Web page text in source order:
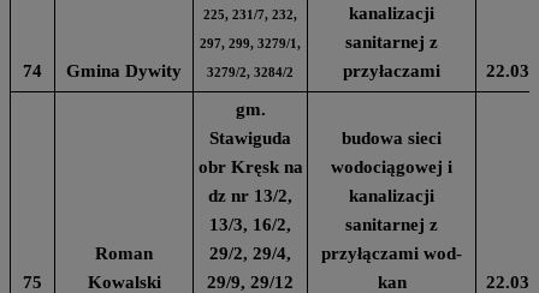
74 Gmina Dywity
225, 231/7, 232,
297, 299, 3279/1,
3279/2, 3284/2
kanalizacji
sanitarnej z
przyłaczami
75
Roman
Kowalski
gm.
Stawiguda
obr Kręsk na
dz nr 13/2,
13/3, 16/2,
29/2, 29/4,
29/9, 29/12
budowa sieci
wodociągowej i
kanalizacji
sanitarnej z
przyłączami wod-
kan